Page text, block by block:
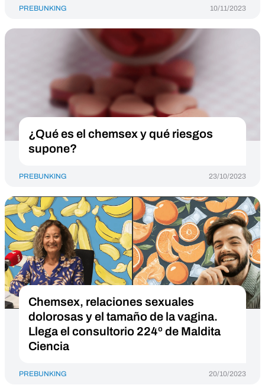
PREBUNKING 10/11/2023
¿Qué es el chemsex y qué riesgos
supone?
PREBUNKING 23/10/2023
Chemsex, relaciones sexuales
dolorosas y el tamaño de la vagina.
Llega el consultorio 224º de Maldita
Ciencia
PREBUNKING 20/10/2023